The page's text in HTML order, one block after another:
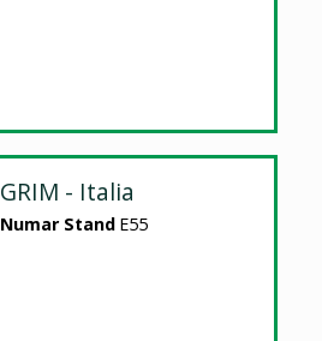
GRIM - Italia
Numar Stand E55